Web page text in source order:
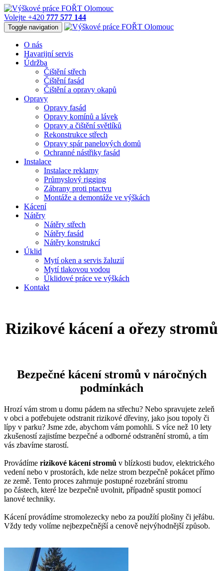
Volejte +420 777 577 144
Toggle navigation
O nás
Havarijní servis
Údržba
Čištění střech
Čištění fasád
Čištění a opravy okapů
Opravy
Opravy fasád
Opravy komínů a lávek
Opravy a čištění světlíků
Rekonstrukce střech
Opravy spár panelových domů
Ochranné nástřiky fasád
Instalace
Instalace reklamy
Průmyslový rigging
Zábrany proti ptactvu
Montáže a demontáže ve výškách
Kácení
Nátěry
Nátěry střech
Nátěry fasád
Nátěry konstrukcí
Úklid
Mytí oken a servis žaluzií
Mytí tlakovou vodou
Úklidové práce ve výškách
Kontakt
Rizikové kácení a ořezy stromů
Bezpečné kácení stromů v náročných
podmínkách
Hrozí vám strom u domu pádem na střechu? Nebo spravujete zeleň
v obci a potřebujete odstranit rizikové dřeviny, jako jsou topoly či
lípy v parku? Jsme zde, abychom vám pomohli. S více než 10 lety
zkušeností zajistíme bezpečné a odborné odstranění stromů, a tím
vás zbavíme starostí.
Provádíme rizikové kácení stromů v blízkosti budov, elektrického
vedení nebo v prostorách, kde nelze strom bezpečně pokácet přímo
ze země. Tento proces zahrnuje postupné rozebrání stromu
po částech, které lze bezpečně uvolnit, případně spustit pomocí
lanové techniky.
Kácení provádíme stromolezecky nebo za použítí plošiny či jeřábu.
Vždy tedy volíme nejbezpečnější a cenově nejvýhodnější způsob.